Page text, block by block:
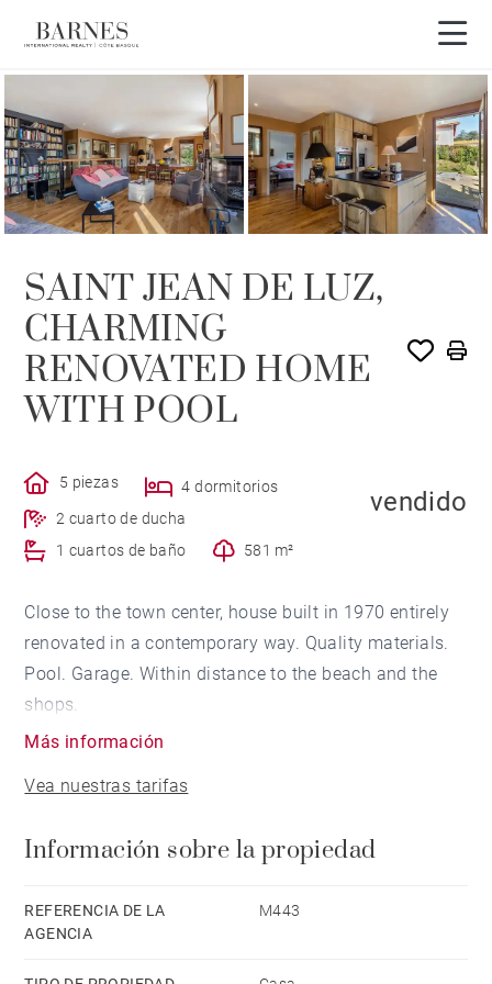
SAINT JEAN DE LUZ,
CHARMING
RENOVATED HOME
WITH POOL
5 piezas
4 dormitorios
2 cuarto de ducha
1 cuartos de baño
581 m²
vendido
Close to the town center, house built in 1970 entirely
renovated in a contemporary way. Quality materials.
Pool. Garage. Within distance to the beach and the
shops.
Más información
Vea nuestras tarifas
Información sobre la propiedad
REFERENCIA DE LA
AGENCIA
M443